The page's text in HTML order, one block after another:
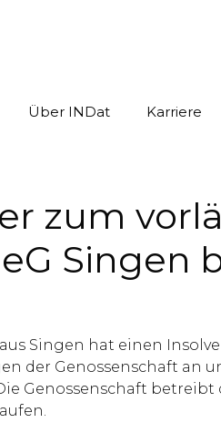
Über INDat Karriere
zum
Singen
Singen hat einen
der Genossenschaft an
Genossenschaft